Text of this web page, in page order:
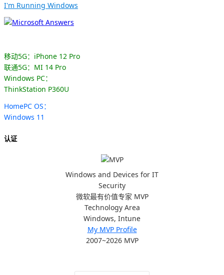
I'm Running Windows
移动5G：iPhone 12 Pro
联通5G：MI 14 Pro
Windows PC：
ThinkStation P360U
HomePC OS：
Windows 11
认证
Windows and Devices for IT
Security
微软最有价值专家 MVP
Technology Area
Windows, Intune
My MVP Profile
2007~2026 MVP